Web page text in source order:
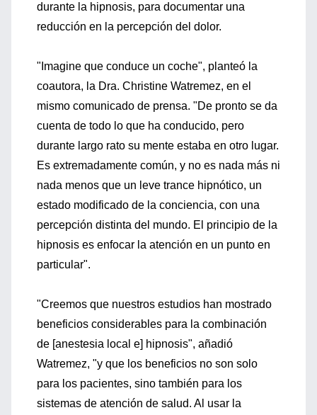
durante la hipnosis, para documentar una
reducción en la percepción del dolor.
"Imagine que conduce un coche", planteó la
coautora, la Dra. Christine Watremez, en el
mismo comunicado de prensa. "De pronto se da
cuenta de todo lo que ha conducido, pero
durante largo rato su mente estaba en otro lugar.
Es extremadamente común, y no es nada más ni
nada menos que un leve trance hipnótico, un
estado modificado de la conciencia, con una
percepción distinta del mundo. El principio de la
hipnosis es enfocar la atención en un punto en
particular".
"Creemos que nuestros estudios han mostrado
beneficios considerables para la combinación
de [anestesia local e] hipnosis", añadió
Watremez, "y que los beneficios no son solo
para los pacientes, sino también para los
sistemas de atención de salud. Al usar la